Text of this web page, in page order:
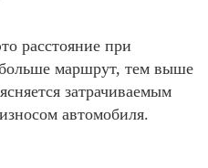
расстояние при
маршрут, тем выше
затрачиваемым
автомобиля.